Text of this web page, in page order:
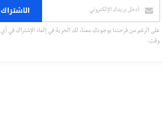
الاشتراك
على الرغم من فرحتنا بوجودك معنا، لك الحرية في إلغاء الإشتراك في أي
وقت.